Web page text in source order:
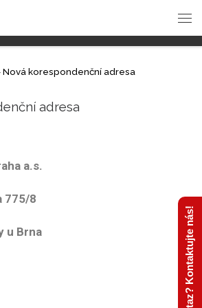
Nová korespondenční adresa
adresa
a.s.
775/8
u Brna Máte dotaz? Kontaktujte nás!